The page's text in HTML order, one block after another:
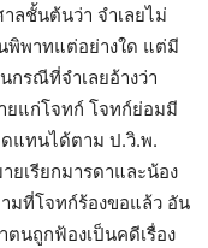
ลชั้นต้นว่า จำเลยไม่
พิพาทแต่อย่างใด แต่มี
กรณีที่จำเลยอ้างว่า
ยแก่โจทก์ โจทก์ย่อมมี
ดแทนได้ตาม ป.วิ.พ.
เรียกมารดาและน้อง
ามที่โจทก์ร้องขอแล้ว อัน
ตนถูกฟ้องเป็นคดีเรื่อง